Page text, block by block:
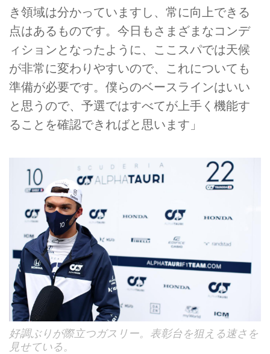
き領域は分かっていますし、常に向上できる
点はあるものです。今日もさまざまなコンデ
ィションとなったように、ここスパでは天候
が非常に変わりやすいので、これについても
準備が必要です。僕らのベースラインはいい
と思うので、予選ではすべてが上手く機能す
ることを確認できればと思います」
好調ぶりが際立つガスリー。表彰台を狙える速さを
見せている。